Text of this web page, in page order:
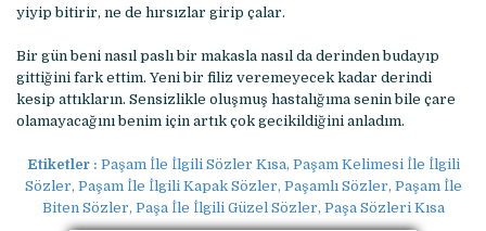
yiyip bitirir, ne de hırsızlar girip çalar.
Bir gün beni nasıl paslı bir makasla nasıl da derinden budayıp
gittiğini fark ettim. Yeni bir filiz veremeyecek kadar derindi
kesip attıkların. Sensizlikle oluşmuş hastalığıma senin bile çare
olamayacağını benim için artık çok gecikildiğini anladım.
Etiketler : Paşam İle İlgili Sözler Kısa, Paşam Kelimesi İle İlgili
Sözler, Paşam İle İlgili Kapak Sözler, Paşamlı Sözler, Paşam İle
Biten Sözler, Paşa İle İlgili Güzel Sözler, Paşa Sözleri Kısa